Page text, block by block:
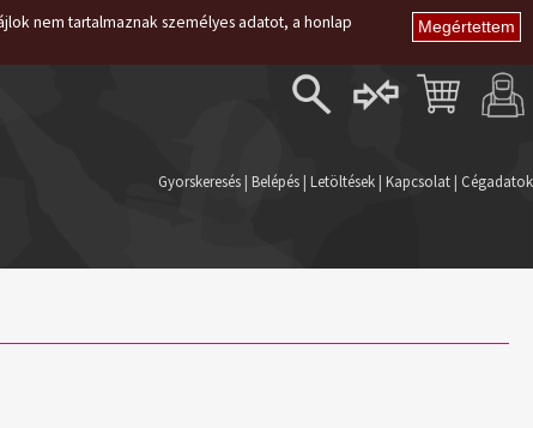
nem tartalmaznak személyes adatot, a honlap
Regisztráció
Gyorskeresés | Belépés | Letöltések | Kapcsolat | Cégadatok